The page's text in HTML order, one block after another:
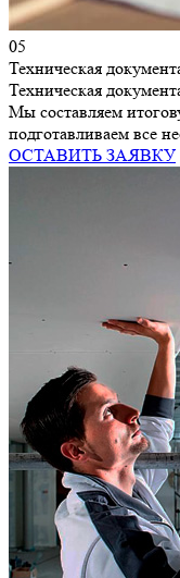
05
Техническая
Техническая
Мы составляем
подготавливаем все
ОСТАВИТЬ ЗАЯВКУ